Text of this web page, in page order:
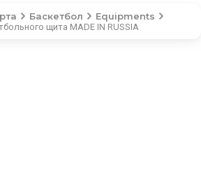
Баскетбол Equipments
щита MADE IN RUSSIA